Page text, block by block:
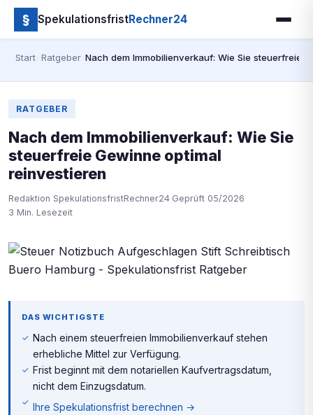
§ SpekulationsfristRechner24
Start Ratgeber ›Nach dem Immobilienverkauf: Wie Sie steuerfreie
RATGEBER
Nach dem Immobilienverkauf: Wie Sie
steuerfreie Gewinne optimal
reinvestieren
Redaktion SpekulationsfristRechner24 Geprüft 05/2026
3 Min. Lesezeit
DAS WICHTIGSTE
Nach einem steuerfreien Immobilienverkauf stehen
erhebliche Mittel zur Verfügung.
Frist beginnt mit dem notariellen Kaufvertragsdatum,
nicht dem Einzugsdatum.
Ihre Spekulationsfrist berechnen →